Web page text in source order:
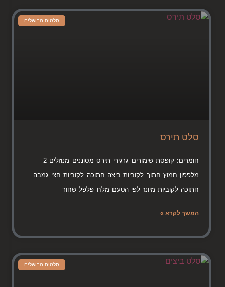
סלטים מבושלים
סלט תירס
חומרים: קופסת שימורים גרגירי תירס מסוננים מנוזלים 2
מלפפון חמוץ חתוך לקוביות ביצה חתוכה לקוביות חצי גמבה
חתוכה לקוביות מיונז לפי הטעם מלח פלפל שחור
המשך לקרא »
סלטים מבושלים